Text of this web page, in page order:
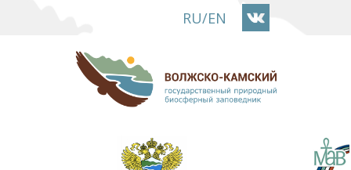
основному
содержанию
RU/EN